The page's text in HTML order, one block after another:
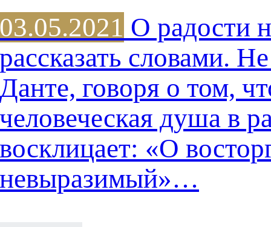
03.05.2021 О радости
рассказать словами.
Данте, говоря о том,
человеческая душа в
восклицает: «О
невыразимый»…